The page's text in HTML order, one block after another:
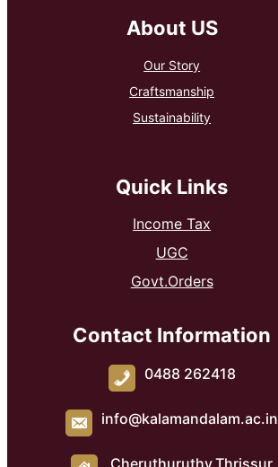
About US
Our Story
Craftsmanship
Sustainability
Quick Links
Income Tax
UGC
Govt.Orders
Contact Information
0488 262418
info@kalamandalam.ac.in
Cheruthuruthy,Thrissur